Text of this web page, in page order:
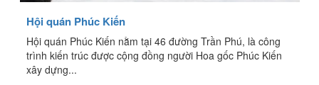
Hội quán Phúc Kiến
Hội quán Phúc Kiến nằm tại 46 đường Trần Phú, là công
trình kiến trúc được cộng đồng người Hoa gốc Phúc Kiến
xây dựng...